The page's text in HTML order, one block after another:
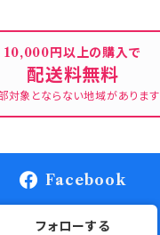
10,000円以上の購入で
配送料無料
対象とならない地域があります
Facebook
フォローする